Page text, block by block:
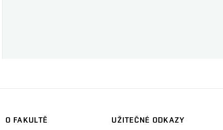
O FAKULTĚ
UŽITEČNÉ ODKAZY